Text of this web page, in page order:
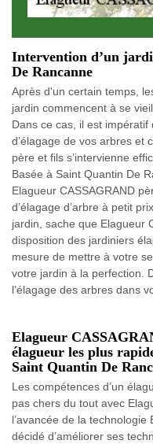
Intervention d’un
De Rancanne
Après d'un certain temps,
jardin commencent à se
Dans ce cas, il est
d’élagage de vos arbres et
père et fils s’intervienne
Basée à Saint Quantin De
Elagueur CASSAGRAND
d’élagage d’arbre à petit
jardin, sache que Elagueur
disposition des jardiniers
mesure de mettre à votre
votre jardin à la perfection.
l’élagage des arbres dans
Elagueur
élagueur les plus
Saint Quantin De
Les compétences d’un
pas chers du tout avec
l’avancée de la
décidé d’améliorer ses